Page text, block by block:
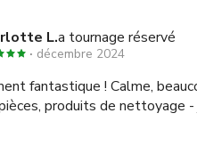
L.a tournage réservé
décembre 2024
fantastique ! Calme,
produits de nettoyage